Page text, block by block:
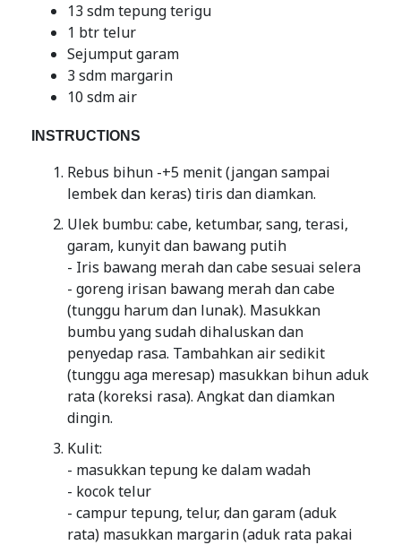
13 sdm tepung terigu
1 btr telur
Sejumput garam
3 sdm margarin
10 sdm air
INSTRUCTIONS
Rebus bihun -+5 menit (jangan sampai
lembek dan keras) tiris dan diamkan.
Ulek bumbu: cabe, ketumbar, sang, terasi,
garam, kunyit dan bawang putih
- Iris bawang merah dan cabe sesuai selera
- goreng irisan bawang merah dan cabe
(tunggu harum dan lunak). Masukkan
bumbu yang sudah dihaluskan dan
penyedap rasa. Tambahkan air sedikit
(tunggu aga meresap) masukkan bihun aduk
rata (koreksi rasa). Angkat dan diamkan
dingin.
Kulit:
- masukkan tepung ke dalam wadah
- kocok telur
- campur tepung, telur, dan garam (aduk
rata) masukkan margarin (aduk rata pakai